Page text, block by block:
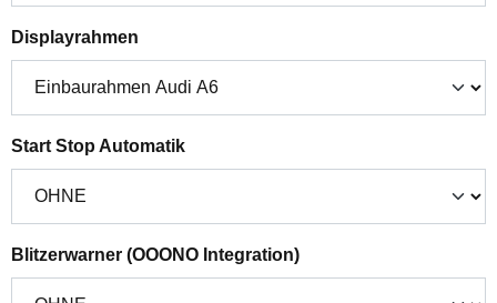
Displayrahmen
Start Stop Automatikauswählen
Blitzerwarner (OOONO Integration)auswählen